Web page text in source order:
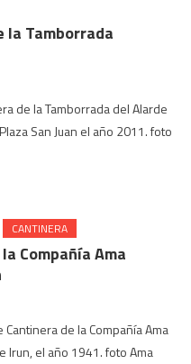
la Tamborrada
de la Tamborrada del Alarde
San Juan el año 2011. foto
CANTINERA
Compañía Ama
de la Compañía Ama
Irun, el año 1941. foto Ama